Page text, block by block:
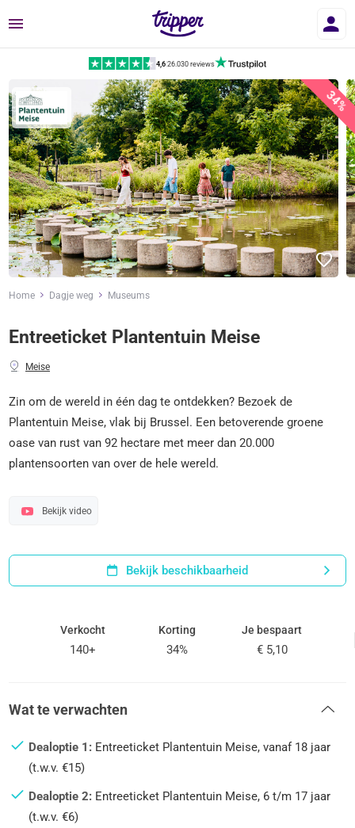
Menu
4,6|26.030 reviews
34%
Home Dagje weg Museums
Entreeticket Plantentuin Meise
Meise
Zin om de wereld in één dag te ontdekken? Bezoek de
Plantentuin Meise, vlak bij Brussel. Een betoverende groene
oase van rust van 92 hectare met meer dan 20.000
plantensoorten van over de hele wereld.
Bekijk video
Bekijk beschikbaarheid
Verkocht
140+
Korting
34%
Je bespaart
€ 5,10
Wat te verwachten
Dealoptie 1: Entreeticket Plantentuin Meise, vanaf 18 jaar
(t.w.v. €15)
Dealoptie 2: Entreeticket Plantentuin Meise, 6 t/m 17 jaar
(t.w.v. €6)